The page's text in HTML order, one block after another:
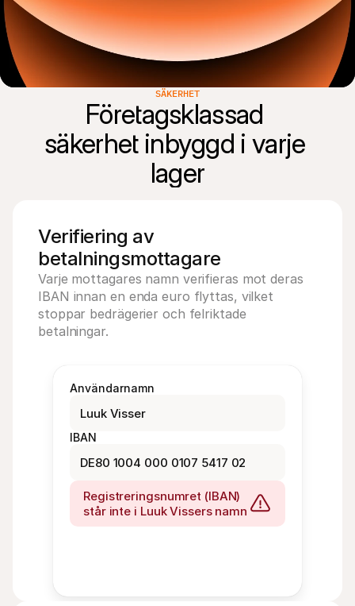
SÄKERHET
Företagsklassad
säkerhet inbyggd i varje
Verifiering av
betalningsmottagare
Varje mottagares namn verifieras mot deras
IBAN innan en enda euro flyttas, vilket
stoppar bedrägerier och felriktade
betalningar.
Användarnamn
Luuk Visser
IBAN
DE80 1004 000 0107 5417 02
Registreringsnumret (IBAN)
står inte i Luuk Vissers namn